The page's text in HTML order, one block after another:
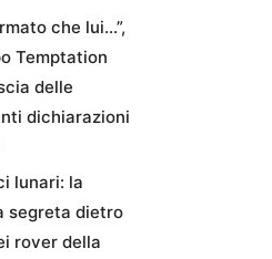
che lui…”,
Temptation
delle
dichiarazioni
lunari: la
segreta dietro
rover della